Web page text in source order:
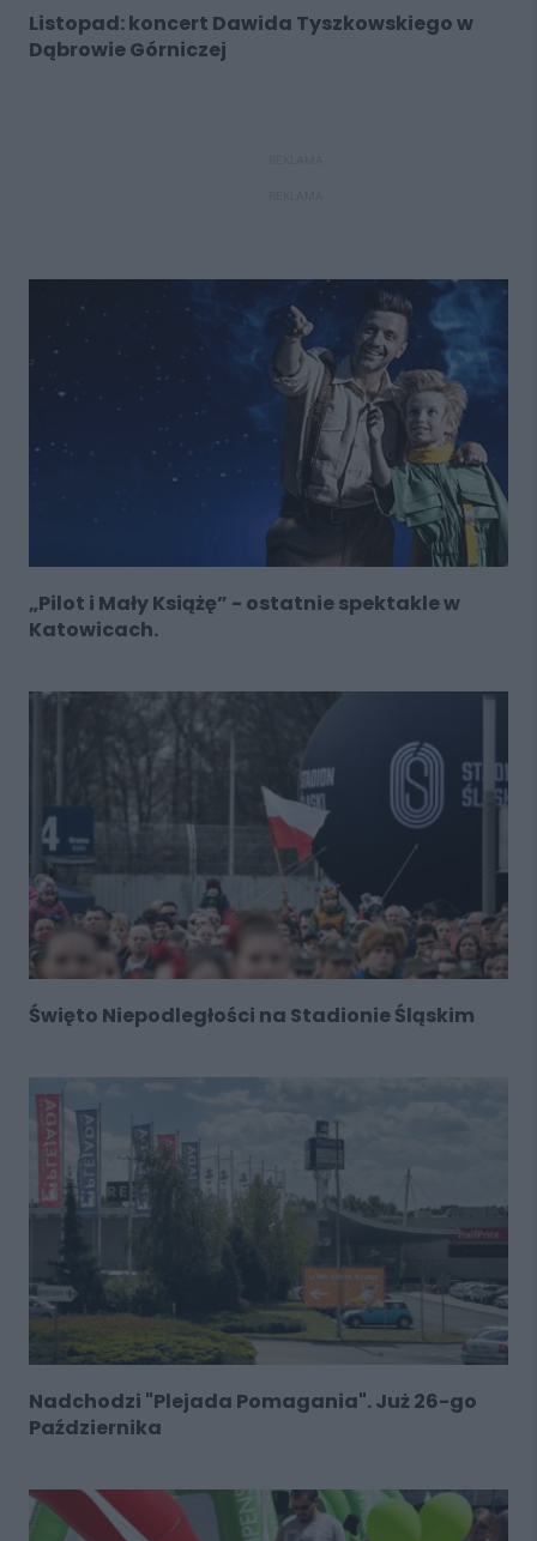
Listopad: koncert Dawida Tyszkowskiego w
Dąbrowie Górniczej
„Pilot i Mały Książę” - ostatnie spektakle w
Katowicach.
Święto Niepodległości na Stadionie Śląskim
Nadchodzi "Plejada Pomagania". Już 26-go
Października